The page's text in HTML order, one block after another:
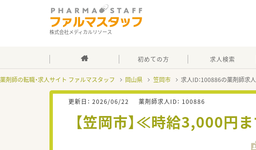
株式会社メディカルリソース
初めての方 求人検索
薬剤師の転職・求人サイト ファルマスタッフ 岡山県 笠岡市 求人ID：100886の薬剤師求人
更新日： 2026/06/22 薬剤師求人ID： 100886
【笠岡市】≪時給3,000円